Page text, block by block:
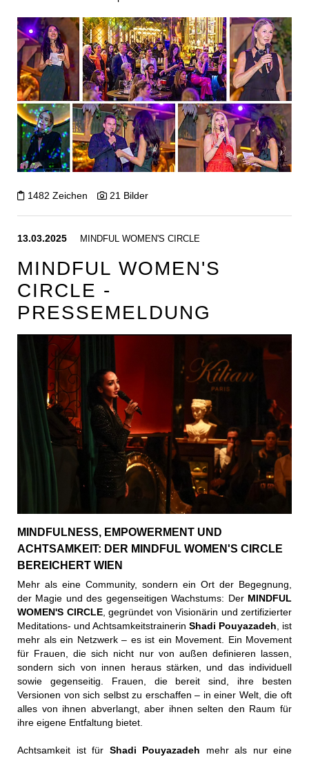
1482 Zeichen 21 Bilder
13.03.2025 MINDFUL WOMEN'S CIRCLE
MINDFUL WOMEN'S
CIRCLE -
PRESSEMELDUNG
MINDFULNESS, EMPOWERMENT UND
ACHTSAMKEIT: DER MINDFUL WOMEN'S CIRCLE
BEREICHERT WIEN
Mehr als eine Community, sondern ein Ort der Begegnung,
der Magie und des gegenseitigen Wachstums: Der MINDFUL
WOMEN'S CIRCLE, gegründet von Visionärin und zertifizierter
Meditations- und Achtsamkeitstrainerin Shadi Pouyazadeh , ist
mehr als ein Netzwerk – es ist ein Movement. Ein Movement
für Frauen, die sich nicht nur von außen definieren lassen,
sondern sich von innen heraus stärken, und das individuell
sowie gegenseitig. Frauen, die bereit sind, ihre besten
Versionen von sich selbst zu erschaffen – in einer Welt, die oft
alles von ihnen abverlangt, aber ihnen selten den Raum für
ihre eigene Entfaltung bietet.
Achtsamkeit ist für Shadi Pouyazadeh mehr als nur eine